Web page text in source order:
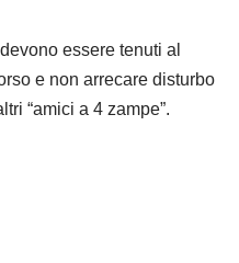
essere tenuti al
e non arrecare disturbo
“amici a 4 zampe”.